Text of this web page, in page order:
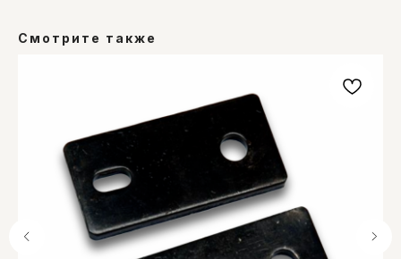
Смотрите также